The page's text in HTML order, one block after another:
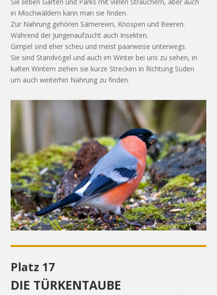
Sie lieben Gärten und Parks mit vielen Sträuchern, aber auch
in Mischwäldern kann man sie finden.
Zur Nahrung gehören Sämereien, Knospen und Beeren.
Während der Jungenaufzucht auch Insekten.
Gimpel sind eher scheu und meist paarweise unterwegs.
Sie sind Standvögel und auch im Winter bei uns zu sehen, in
kalten Wintern ziehen sie kurze Strecken in Richtung Süden
um auch weiterhin Nahrung zu finden.
Platz 17
DIE TÜRKENTAUBE